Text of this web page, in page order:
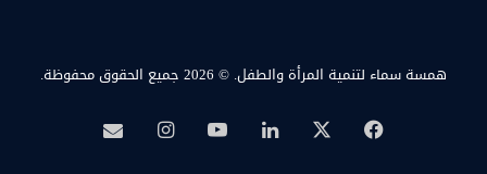
همسة سماء لتنمية المرأة والطفل. © 2026 جميع الحقوق محفوظة.
فيسبوك لينكدإن‫YouTubeانستقرامبريد